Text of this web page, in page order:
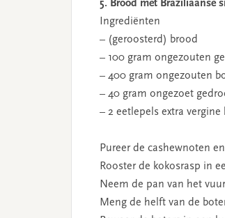
5. Brood met Braziliaanse
Ingrediënten
– (geroosterd) brood
– 100 gram ongezouten
– 400 gram ongezouten
– 40 gram ongezoet
– 2 eetlepels extra vergine
Pureer de cashewnoten
Rooster de kokosrasp in
Neem de pan van het
Meng de helft van de